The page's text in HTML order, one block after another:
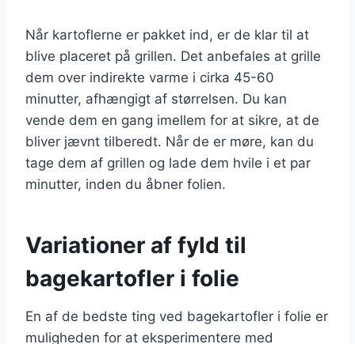
Når kartoflerne er pakket ind, er de klar til at
blive placeret på grillen. Det anbefales at grille
dem over indirekte varme i cirka 45-60
minutter, afhængigt af størrelsen. Du kan
vende dem en gang imellem for at sikre, at de
bliver jævnt tilberedt. Når de er møre, kan du
tage dem af grillen og lade dem hvile i et par
minutter, inden du åbner folien.
Variationer af fyld til
bagekartofler i folie
En af de bedste ting ved bagekartofler i folie er
muligheden for at eksperimentere med